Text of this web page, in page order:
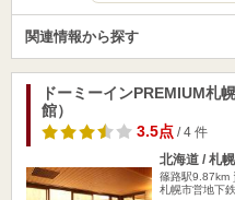
関連情報から探す
ドーミーインPREMIUM札
館）
3.5点/ 4 件
北海道 / 札
篠路駅9.87km
札幌市営地下